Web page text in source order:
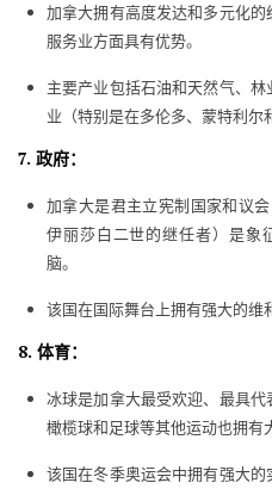
加拿大拥有高度发达和多元化
服务业方面具有优势。
主要产业包括石油和天然气、
业（特别是在多伦多、蒙特利尔
7. 政府：
加拿大是君主立宪制国家和议
伊丽莎白二世的继任者）是象
脑。
该国在国际舞台上拥有强大的维
8. 体育：
冰球是加拿大最受欢迎、最具
橄榄球和足球等其他运动也拥有
该国在冬季奥运会中拥有强大的